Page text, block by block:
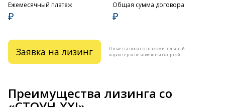
Ежемесячный платеж
₽
Общая сумма договора
₽
Заявка на лизинг
Расчеты носят ознакомительный
характер и не являются офертой
Преимущества лизинга со